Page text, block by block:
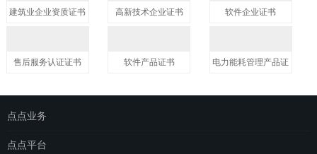
建筑业企业资质证书 高新技术企业证书 软件企业证书
售后服务认证证书 软件产品证书 电力能耗管理产品证
点点业务
运营商整体解决方案
点点平台